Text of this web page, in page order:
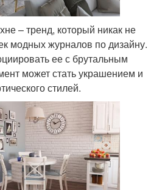
– тренд, который никак не
модных журналов по дизайну.
ее с брутальным
может стать украшением и
стилей.